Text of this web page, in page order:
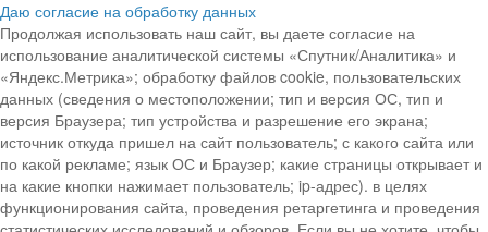
Даю согласие на обработку данных
Продолжая использовать наш сайт, вы даете согласие на
использование аналитической системы «Спутник/Аналитика» и
«Яндекс.Метрика»; обработку файлов cookie, пользовательских
данных (сведения о местоположении; тип и версия ОС, тип и
версия Браузера; тип устройства и разрешение его экрана;
источник откуда пришел на сайт пользователь; с какого сайта или
по какой рекламе; язык ОС и Браузер; какие страницы открывает и
на какие кнопки нажимает пользователь; ip-адрес). в целях
функционирования сайта, проведения ретаргетинга и проведения